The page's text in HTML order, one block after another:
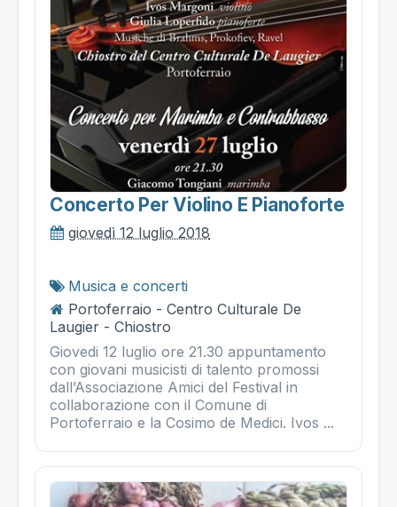
Concerto Per Violino E Pianoforte
giovedì 12 luglio 2018
Musica e concerti
Portoferraio - Centro Culturale De
Laugier - Chiostro
Giovedi 12 luglio ore 21.30 appuntamento
con giovani musicisti di talento promossi
dall’Associazione Amici del Festival in
collaborazione con il Comune di
Portoferraio e la Cosimo de Medici. Ivos ...